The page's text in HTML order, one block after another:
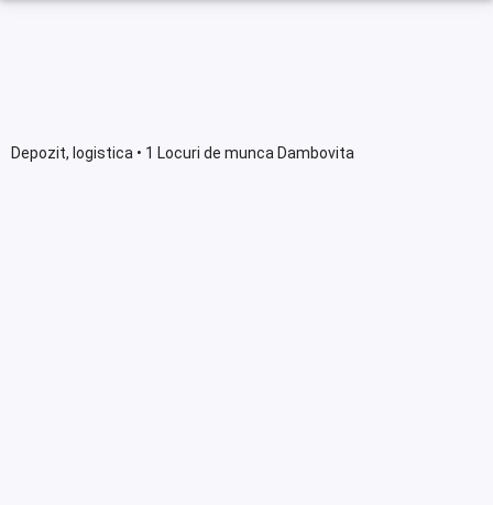
Depozit, logistica • 1 Locuri de munca Dambovita